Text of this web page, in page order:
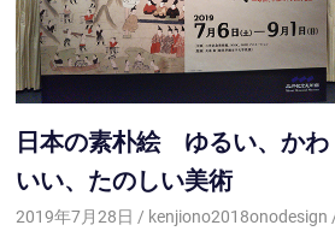
日本の素朴絵 ゆるい、かわ
いい、たのしい美術
2019年7月28日
kenjiono2018onodesign